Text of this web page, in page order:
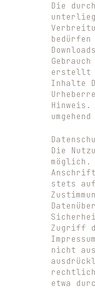
Die
erstellt
Inhalte
Hinweis.
Die
möglich.
stets
Zugriff
nicht
etwa